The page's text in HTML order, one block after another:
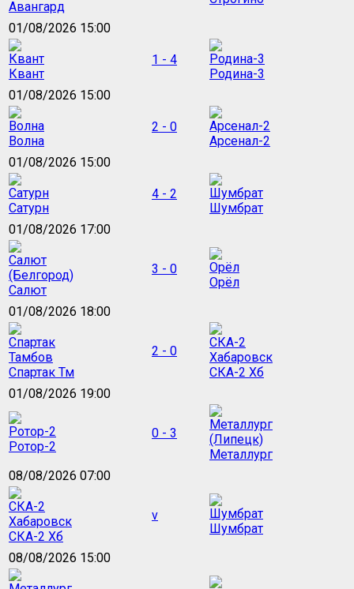
Авангард
01/08/2026 15:00
Квант
1 - 4
Родина-3
01/08/2026 15:00
Волна
2 - 0
Арсенал-2
01/08/2026 15:00
Сатурн
4 - 2
Шумбрат
01/08/2026 17:00
Салют
3 - 0
Орёл
01/08/2026 18:00
Спартак Тм
2 - 0
СКА-2 Хб
01/08/2026 19:00
Ротор-2
0 - 3
Металлург
08/08/2026 07:00
СКА-2 Хб
v
Шумбрат
08/08/2026 15:00